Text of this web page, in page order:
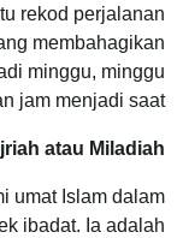
rekod perjalanan
membahagikan
minggu, minggu
jam menjadi saat.
atau Miladiah
umat Islam dalam
ibadat. Ia adalah